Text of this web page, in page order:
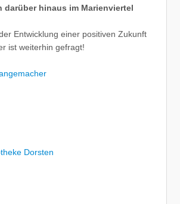
darüber hinaus im Marienviertel
Entwicklung einer positiven Zukunft
ist weiterhin gefragt!